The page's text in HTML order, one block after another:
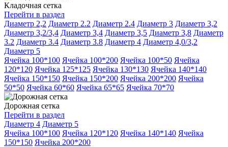
Кладочная сетка
Перейти в раздел
Диаметр 2,2 Диаметр 2.2 Диаметр 2.4 Диаметр 3 Диаметр 3,2
Диаметр 3,2/3,4 Диаметр 3,4 Диаметр 3,5 Диаметр 3,8 Диаметр
3.2 Диаметр 3.4 Диаметр 3.8 Диаметр 4 Диаметр 4,0/3,2
Диаметр 5
Ячейка 100*100 Ячейка 100*200 Ячейка 100*50 Ячейка
120*120 Ячейка 125*125 Ячейка 130*130 Ячейка 140*140
Ячейка 150*150 Ячейка 150*200 Ячейка 200*200 Ячейка
50*50 Ячейка 60*60 Ячейка 65*65 Ячейка 70*70
Дорожная сетка
Перейти в раздел
Диаметр 4 Диаметр 5
Ячейка 100*100 Ячейка 120*120 Ячейка 140*140 Ячейка
150*150 Ячейка 200*200